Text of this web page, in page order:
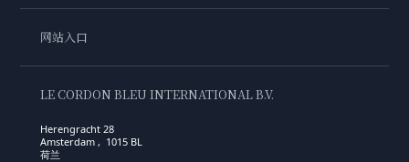
网站入口
LE CORDON BLEU INTERNATIONAL B.V.
Herengracht 28
Amsterdam , 1015 BL
荷兰